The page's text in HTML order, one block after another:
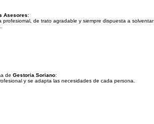
Asesores:
profesiomal, de trato agradable y siempre dispuesta a solventar
de Gestoria Soriano:
y se adapta las necesidades de cada persona.